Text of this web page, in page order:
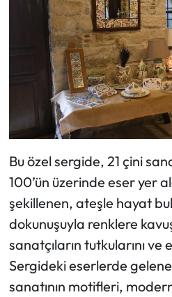
Bu özel sergide, 21 çini
100’ün üzerinde eser yer
şekillenen, ateşle hayat
dokunuşuyla renklere
sanatçıların tutkularını ve
Sergideki eserlerde
sanatının motifleri,